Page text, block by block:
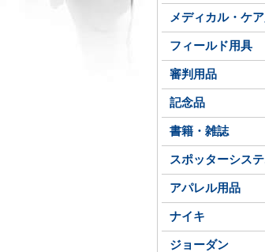
メディカル・ケ
フィールド用具
審判用品
記念品
書籍・雑誌
スポッターシス
アパレル用品
ナイキ
ジョーダン